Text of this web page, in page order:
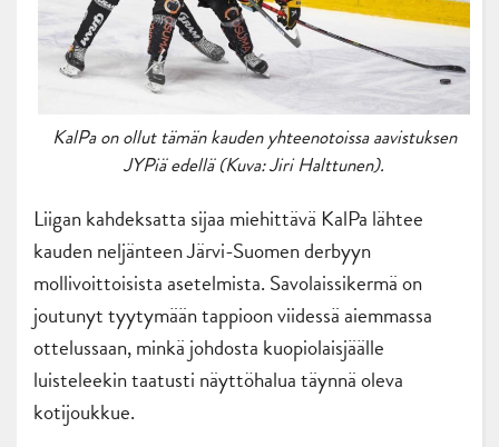
KalPa on ollut tämän kauden yhteenotoissa aavistuksen
JYPiä edellä (Kuva: Jiri Halttunen).
Liigan kahdeksatta sijaa miehittävä KalPa lähtee
kauden neljänteen Järvi-Suomen derbyyn
mollivoittoisista asetelmista. Savolaissikermä on
joutunyt tyytymään tappioon viidessä aiemmassa
ottelussaan, minkä johdosta kuopiolaisjäälle
luisteleekin taatusti näyttöhalua täynnä oleva
kotijoukkue.